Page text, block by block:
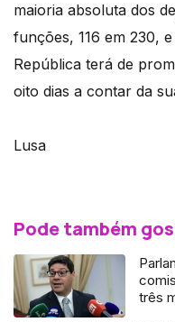
maioria absoluta dos
funções, 116 em 230,
República terá de
oito dias a contar da
Lusa
Pode também
três